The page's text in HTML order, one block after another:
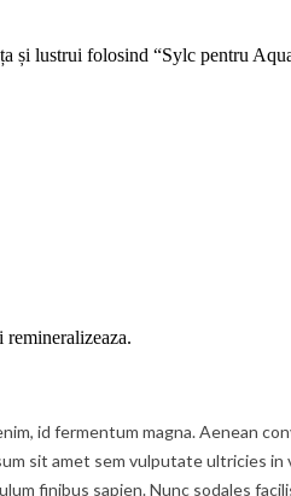
și lustrui folosind “Sylc pentru
remineralizeaza.
id fermentum magna. Aenean
sit amet sem vulputate ultricies
finibus sapien. Nunc sodales